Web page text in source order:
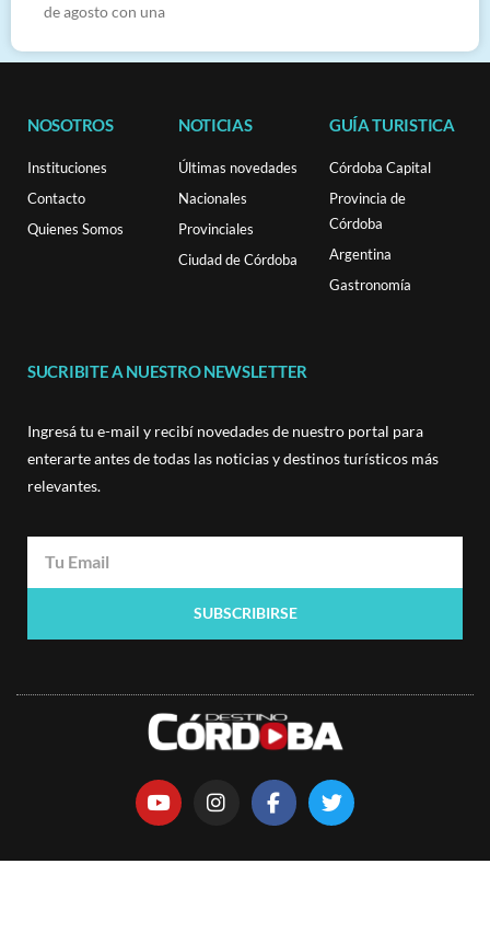
de agosto con una
NOSOTROS
Instituciones
Contacto
Quienes Somos
NOTICIAS
Últimas novedades
Nacionales
Provinciales
Ciudad de Córdoba
GUÍA TURISTICA
Córdoba Capital
Provincia de
Córdoba
Argentina
Gastronomía
SUCRIBITE A NUESTRO NEWSLETTER
Ingresá tu e-mail y recibí novedades de nuestro portal para
enterarte antes de todas las noticias y destinos turísticos más
relevantes.
SUBSCRIBIRSE